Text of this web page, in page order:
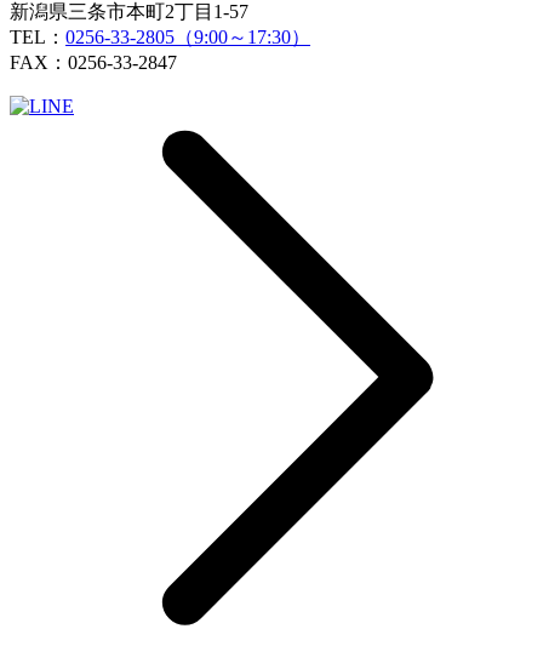
新潟県三条市本町2丁目1-57
TEL： 0256-33-2805（9:00～17:30）
FAX：0256-33-2847